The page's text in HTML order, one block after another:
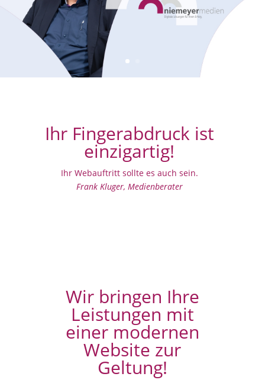
Ihr Fingerabdruck ist
einzigartig!
Ihr Webauftritt sollte es auch sein.
Frank Kluger, Medienberater
Wir bringen Ihre
Leistungen mit
einer modernen
Website zur
Geltung!